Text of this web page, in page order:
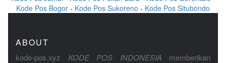
Kode Pos Bogor - Kode Pos Sukoreno - Kode Pos Situbondo
ABOUT
kode-pos.xyz KODE POS INDONESIA memberikan